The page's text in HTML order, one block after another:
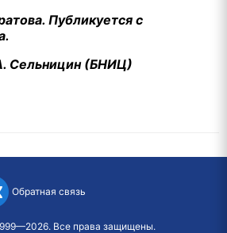
Публикуется с
Сельницин (БНИЦ)
Обратная связь
Все права защищены.